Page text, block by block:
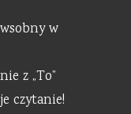
w
z „To”
czytanie!